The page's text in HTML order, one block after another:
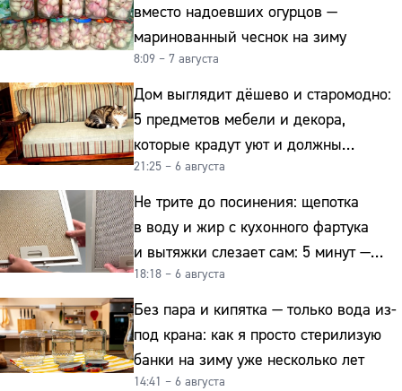
вместо надоевших огурцов —
маринованный чеснок на зиму
8:09 – 7 августа
Дом выглядит дёшево и старомодно:
5 предметов мебели и декора,
которые крадут уют и должны
отправиться на свалку прямо сейчас
21:25 – 6 августа
Не трите до посинения: щепотка
в воду и жир с кухонного фартука
и вытяжки слезает сам: 5 минут —
и сверкает как новая
18:18 – 6 августа
Без пара и кипятка — только вода из-
под крана: как я просто стерилизую
банки на зиму уже несколько лет
14:41 – 6 августа